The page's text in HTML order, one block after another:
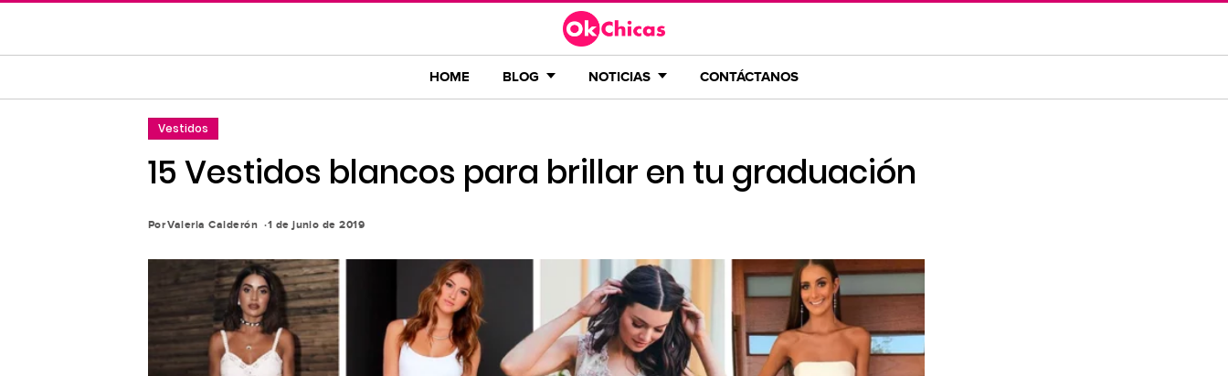
contenido
HOME BLOG NOTICIAS CONTÁCTANOS
Vestidos
15 Vestidos blancos para brillar en tu graduación
PorValeria Calderón 1 de junio de 2019